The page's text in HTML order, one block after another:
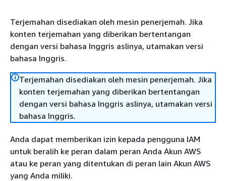
Terjemahan disediakan oleh mesin penerjemah. Jika
konten terjemahan yang diberikan bertentangan
dengan versi bahasa Inggris aslinya, utamakan versi
bahasa Inggris.
Terjemahan disediakan oleh mesin penerjemah. Jika
konten terjemahan yang diberikan bertentangan
dengan versi bahasa Inggris aslinya, utamakan versi
bahasa Inggris.
Anda dapat memberikan izin kepada pengguna IAM
untuk beralih ke peran dalam peran Anda Akun AWS
atau ke peran yang ditentukan di peran lain Akun AWS
yang Anda miliki.